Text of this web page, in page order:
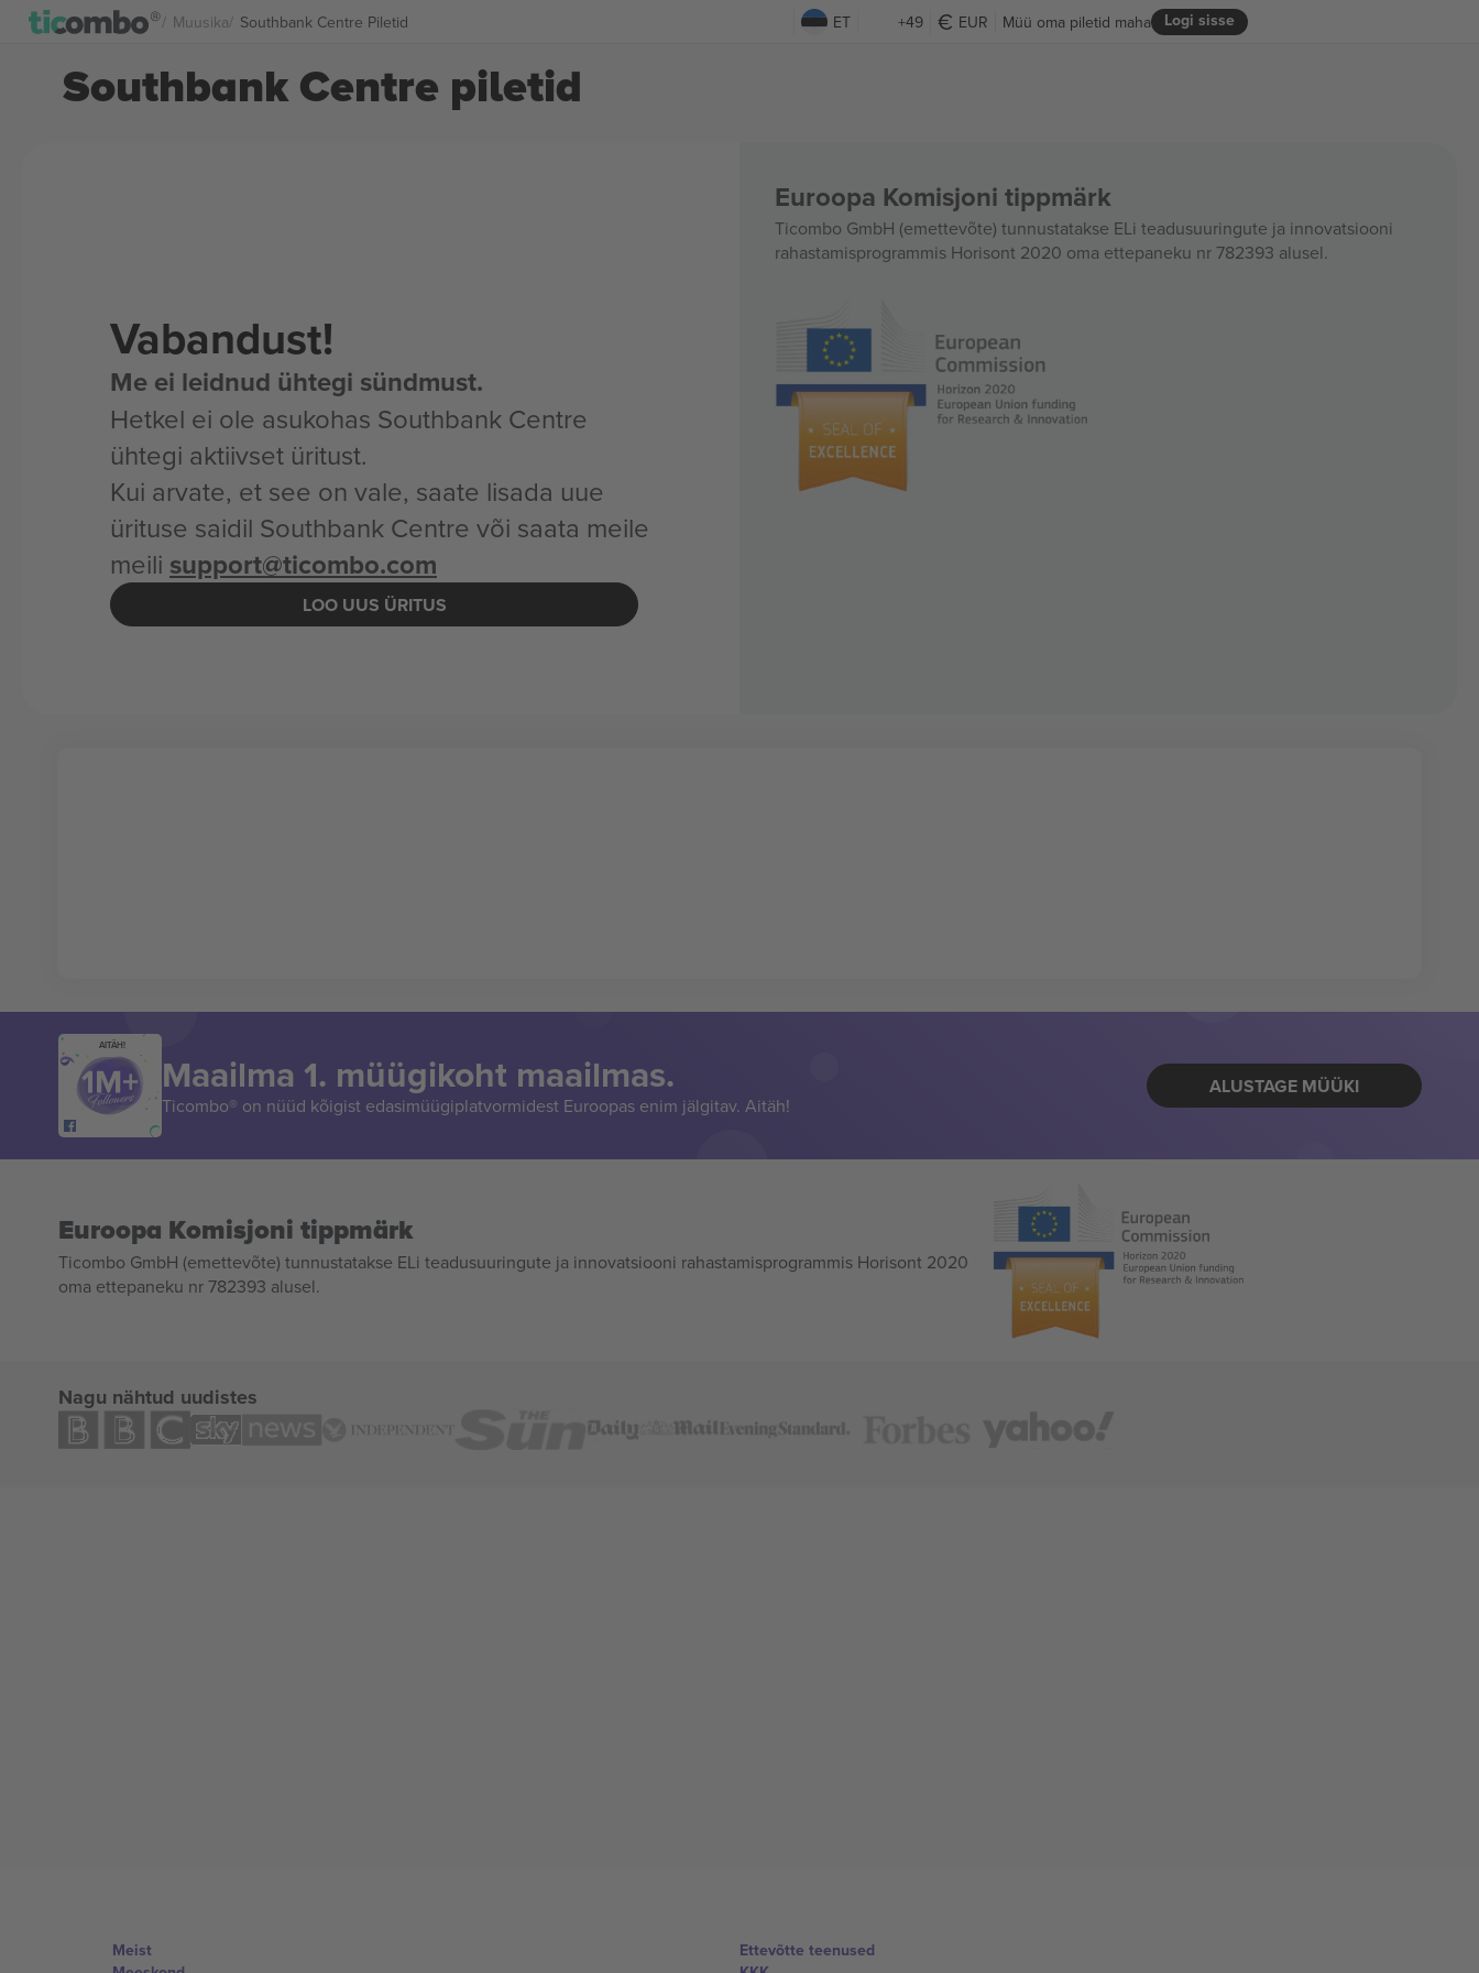
Muusika Southbank Centre Piletid ET +49 EUR Logi sisse
Müü oma piletid maha
Southbank Centre piletid
Vabandust!
Me ei leidnud ühtegi sündmust.
Hetkel ei ole asukohas Southbank Centre
ühtegi aktiivset üritust.
Kui arvate, et see on vale, saate lisada uue
ürituse saidil Southbank Centre või saata meile
meili support@ticombo.com
LOO UUS ÜRITUS
Euroopa Komisjoni tippmärk
Ticombo GmbH (emettevõte) tunnustatakse ELi teadusuuringute ja innovatsiooni
rahastamisprogrammis Horisont 2020 oma ettepaneku nr 782393 alusel.
AITÄH!
Maailma 1. müügikoht maailmas.
Ticombo® on nüüd kõigist edasimüügiplatvormidest Euroopas enim jälgitav. Aitäh!
ALUSTAGE MÜÜKI
Euroopa Komisjoni tippmärk
Ticombo GmbH (emettevõte) tunnustatakse ELi teadusuuringute ja innovatsiooni rahastamisprogrammis Horisont 2020
oma ettepaneku nr 782393 alusel.
Nagu nähtud uudistes
Meist
Ettevõtte teenused